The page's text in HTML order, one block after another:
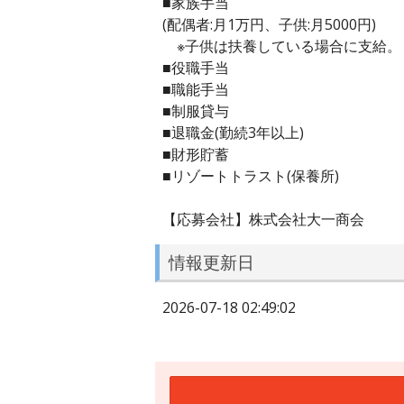
(配偶者:月1万円、子供:月5000円)
※子供は扶養している場合に支給。
■役職手当
■職能手当
■制服貸与
■退職金(勤続3年以上)
■財形貯蓄
■リゾートトラスト(保養所)
【応募会社】株式会社大一商会
情報更新日
2026-07-18 02:49:02